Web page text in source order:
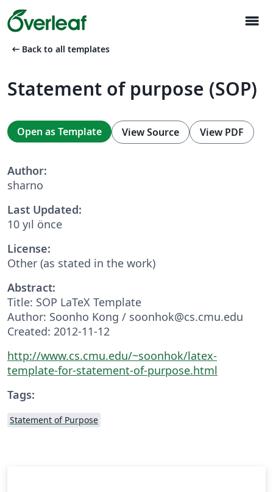
menu
arrow_left_alt Back to all templates
Statement of purpose (SOP)
Open as Template View Source View PDF
Author:
sharno
Last Updated:
10 yıl önce
License:
Other (as stated in the work)
Abstract:
Title: SOP LaTeX Template
Author: Soonho Kong / soonhok@cs.cmu.edu
Created: 2012-11-12
http://www.cs.cmu.edu/~soonhok/latex-
template-for-statement-of-purpose.html
Tags:
Statement of Purpose